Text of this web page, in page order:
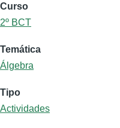
Curso
2º BCT
Temática
Álgebra
Tipo
Actividades